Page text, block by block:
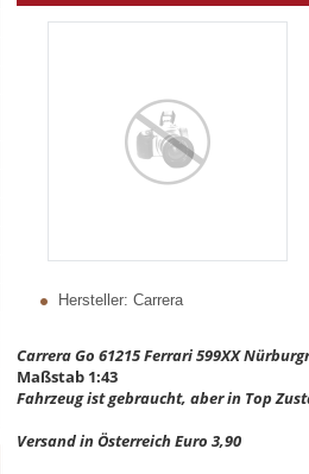
Hersteller: Carrera
Carrera Go 61215 Ferrari 599XX
Maßstab 1:43
Fahrzeug ist gebraucht, aber in Top
Versand in Österreich Euro 3,90